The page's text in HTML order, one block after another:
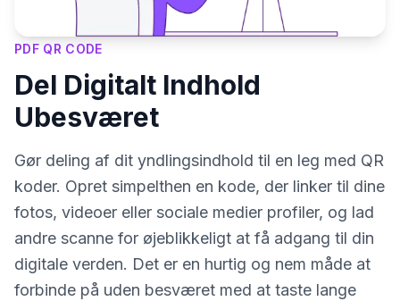
PDF QR CODE
Del Digitalt Indhold
Ubesværet
Gør deling af dit yndlingsindhold til en leg med QR
koder. Opret simpelthen en kode, der linker til dine
fotos, videoer eller sociale medier profiler, og lad
andre scanne for øjeblikkeligt at få adgang til din
digitale verden. Det er en hurtig og nem måde at
forbinde på uden besværet med at taste lange